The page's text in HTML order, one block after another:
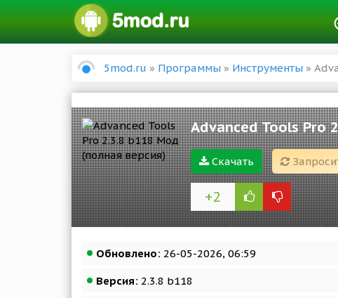
5mod.ru » Программы » Инструменты »
Advanced Tools Pro
Скачать
+2
Обновлено: 26-05-2026, 06:59
Версия: 2.3.8 b118